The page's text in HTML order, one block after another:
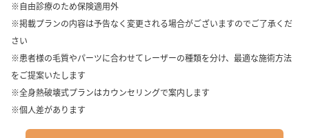
※自由診療のため保険適用外
※掲載プランの内容は予告なく変更される場合がございますのでご了承くだ
さい
※患者様の毛質やパーツに合わせてレーザーの種類を分け、最適な施術方法
をご提案いたします
※全身熱破壊式プランはカウンセリングで案内します
※個人差があります